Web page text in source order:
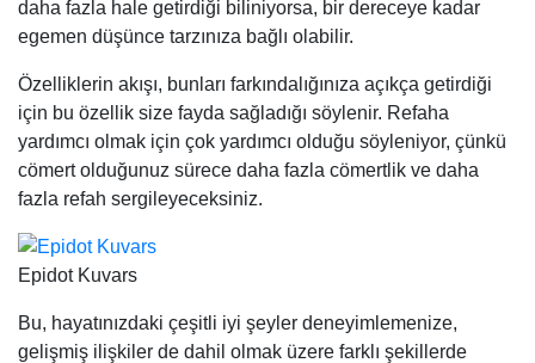
daha fazla hale getirdiği biliniyorsa, bir dereceye kadar
egemen düşünce tarzınıza bağlı olabilir.
Özelliklerin akışı, bunları farkındalığınıza açıkça getirdiği
için bu özellik size fayda sağladığı söylenir. Refaha
yardımcı olmak için çok yardımcı olduğu söyleniyor, çünkü
cömert olduğunuz sürece daha fazla cömertlik ve daha
fazla refah sergileyeceksiniz.
Epidot Kuvars
Bu, hayatınızdaki çeşitli iyi şeyler deneyimlemenize,
gelişmiş ilişkiler de dahil olmak üzere farklı şekillerde